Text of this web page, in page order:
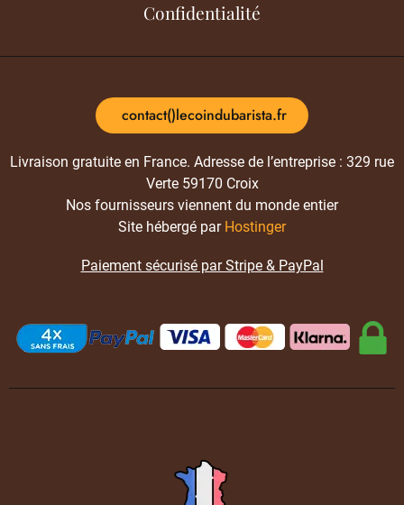
Confidentialité
contact()lecoindubarista.fr
Livraison gratuite en France. Adresse de l’entreprise : 329 rue
Verte 59170 Croix
Nos fournisseurs viennent du monde entier
Site hébergé par Hostinger
Paiement sécurisé par Stripe & PayPal